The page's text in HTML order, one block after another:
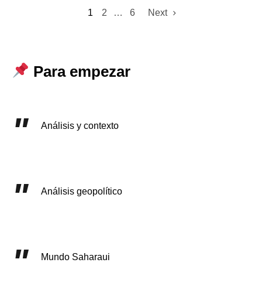
1 2 … 6 Next
Para empezar
Análisis y contexto
Análisis geopolítico
Mundo Saharaui